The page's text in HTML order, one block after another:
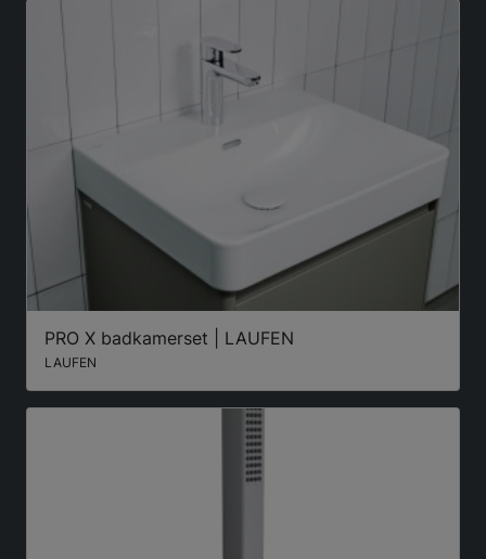
PRO X badkamerset | LAUFEN
LAUFEN